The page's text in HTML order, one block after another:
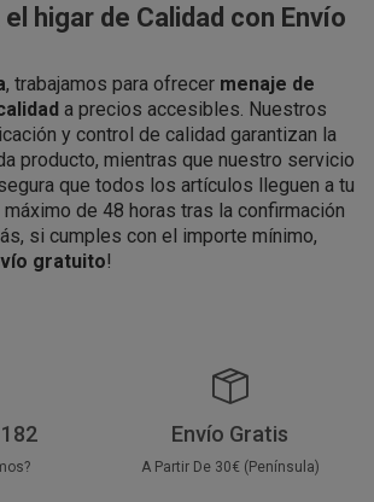
higar de Calidad con Envío
, trabajamos para ofrecer menaje de
a precios accesibles. Nuestros
y control de calidad garantizan la
producto, mientras que nuestro servicio
que todos los artículos lleguen a tu
de 48 horas tras la confirmación
si cumples con el importe mínimo,
gratuito!
Envío Gratis
A Partir De 30€ (Península)